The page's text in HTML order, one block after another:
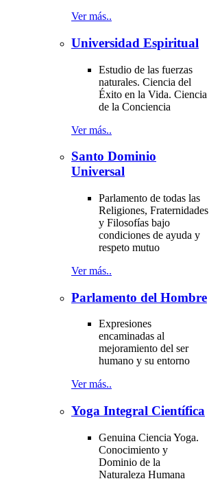
Ver más..
Universidad Espiritual
Estudio de las fuerzas
naturales. Ciencia del
Éxito en la Vida. Ciencia
de la Conciencia
Ver más..
Santo Dominio
Universal
Parlamento de todas las
Religiones, Fraternidades
y Filosofías bajo
condiciones de ayuda y
respeto mutuo
Ver más..
Parlamento del Hombre
Expresiones
encaminadas al
mejoramiento del ser
humano y su entorno
Ver más..
Yoga Integral Científica
Genuina Ciencia Yoga.
Conocimiento y
Dominio de la
Naturaleza Humana